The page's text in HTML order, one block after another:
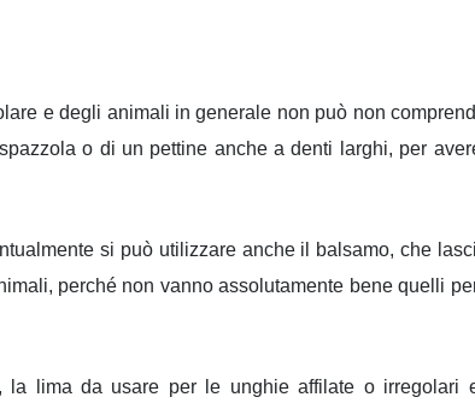
e degli animali in generale non può non
o di un pettine anche a denti larghi, per
si può utilizzare anche il balsamo, che
perché non vanno assolutamente bene quelli
la lima da usare per le unghie affilate o irregolari